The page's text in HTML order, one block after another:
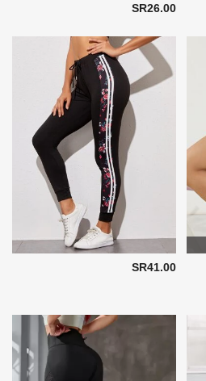
SR26.00
SR41.00